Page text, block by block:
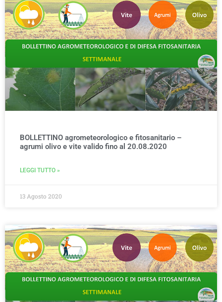
BOLLETTINO agrometeorologico e fitosanitario –
agrumi olivo e vite valido fino al 20.08.2020
LEGGI TUTTO »
13 Agosto 2020